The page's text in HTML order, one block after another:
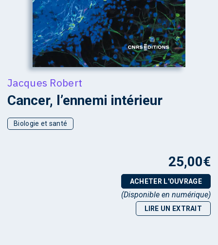
Jacques Robert
Cancer, l’ennemi intérieur
Biologie et santé
25,00€
ACHETER L'OUVRAGE
(Disponible en numérique)
LIRE UN EXTRAIT